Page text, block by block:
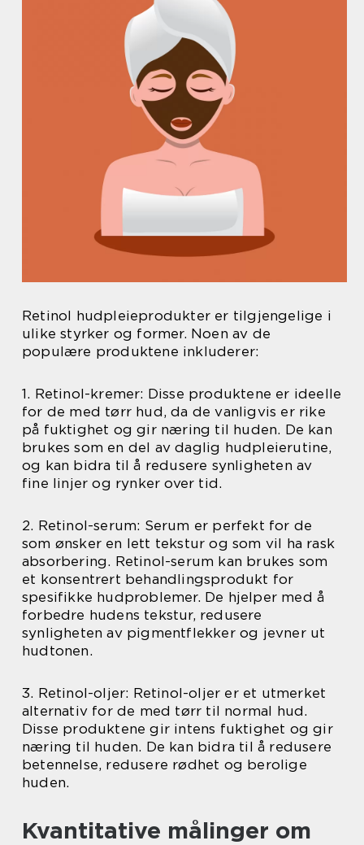
Retinol hudpleieprodukter er tilgjengelige i
ulike styrker og former. Noen av de
populære produktene inkluderer:
1. Retinol-kremer: Disse produktene er ideelle
for de med tørr hud, da de vanligvis er rike
på fuktighet og gir næring til huden. De kan
brukes som en del av daglig hudpleierutine,
og kan bidra til å redusere synligheten av
fine linjer og rynker over tid.
2. Retinol-serum: Serum er perfekt for de
som ønsker en lett tekstur og som vil ha rask
absorbering. Retinol-serum kan brukes som
et konsentrert behandlingsprodukt for
spesifikke hudproblemer. De hjelper med å
forbedre hudens tekstur, redusere
synligheten av pigmentflekker og jevner ut
hudtonen.
3. Retinol-oljer: Retinol-oljer er et utmerket
alternativ for de med tørr til normal hud.
Disse produktene gir intens fuktighet og gir
næring til huden. De kan bidra til å redusere
betennelse, redusere rødhet og berolige
huden.
Kvantitative målinger om